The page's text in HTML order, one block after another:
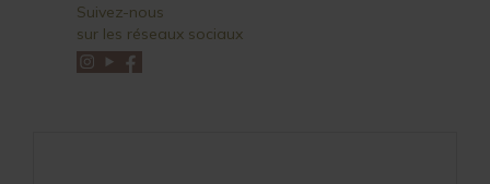
Suivez-nous
sur les réseaux sociaux